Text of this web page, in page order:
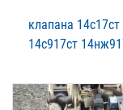
клапана 14с17ст
14с917ст